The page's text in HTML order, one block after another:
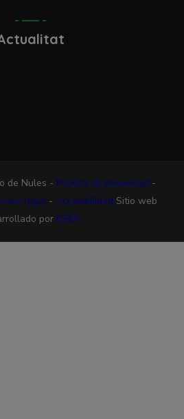
de Nules - Política de privacidad -
legal- Accesibilidad Sitio web
por ESPA